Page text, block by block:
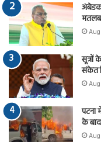
मतलब
सूत्रों
संकेत
पटना
के